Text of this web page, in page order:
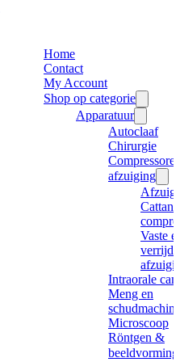
Home
Contact
My Account
Shop op categorie
Apparatuur
Autoclaaf
Chirurgie
afzuiging
Cattani
Vaste
Intraorale
Meng en
Microscoop
Röntgen &
beeldvorming